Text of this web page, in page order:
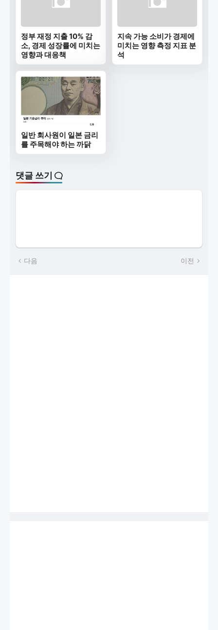
정부 재정 지출 10% 감
소, 경제 성장률에 미치는
영향과 대응책
지속 가능 소비가 경제에
미치는 영향 측정 지표 분
석
일반 회사원이 일본 금리
를 주목해야 하는 까닭
댓글 쓰기
다음 이전